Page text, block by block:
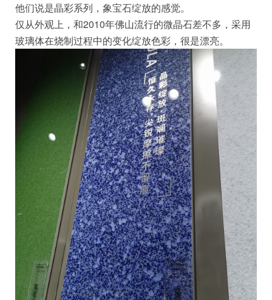
他们说是晶彩系列，象宝石绽放的感觉。
仅从外观上，和2010年佛山流行的微晶石差不多，采用
玻璃体在烧制过程中的变化绽放色彩，很是漂亮。